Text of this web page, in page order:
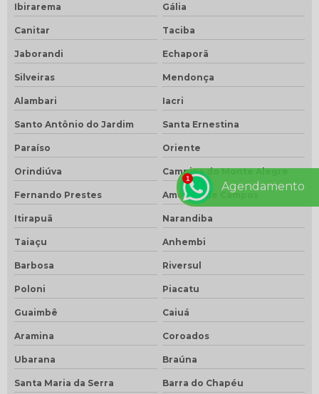
Ibirarema Gália
Canitar Taciba
Jaborandi Echaporã
Silveiras Mendonça
Alambari Iacri
Santo Antônio do Jardim Santa Ernestina
Paraíso Oriente
Orindiúva Campina do Monte Alegre
Fernando Prestes Américo de Campos
Itirapuã Narandiba
Taiaçu Anhembi
Barbosa Riversul
Poloni Piacatu
Guaimbê Caiuá
Aramina Coroados
Ubarana Braúna
Santa Maria da Serra Barra do Chapéu
Agendamento